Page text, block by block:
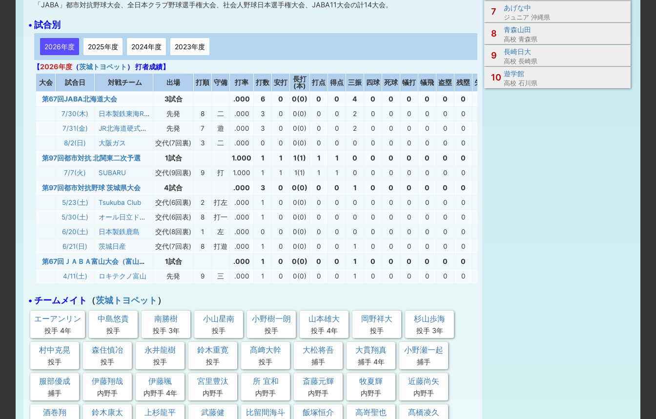
「JABA」都市対抗野球大会、全日本クラブ野球選手権大会、社会人野球日本選手権大会、JABA11大会の計14大会。
• 試合別
2026年度 2025年度 2024年度 2023年度
【2026年度 （茨城トヨペット ） 打者成績】
大会 試合日 対戦チーム 出場 打順 守備 打率 打数 安打
長打
(本)
打点 得点 三振 四球 死球 犠打 犠飛 盗塁 残塁 失策 打撃結果
第67回JABA北海道大会 3試合 .000 6 0 0(0) 0 0 4 0 0 0 0 0 0
7/30(木) 日本製鉄東海REX 先発 8 二 .000 3 0 0(0) 0 0 2 0 0 0 0 0 0
7/31(金)
JR北海道硬式野球クラブ 先発 7 遊 .000 3 0 0(0) 0 0 2 0 0 0 0 0 0
8/2(日)
大阪ガス 交代(7回裏) 3 二 .000 0 0 0(0) 0 0 0 0 0 0 0 0 0
第97回都市対抗 北関東二次予選 1試合 1.000 1 1 1(1) 1 1 0 0 0 0 0 0 0
7/7(火) SUBARU 交代(9回裏) 9 打 1.000 1 1 1(1) 1 1 0 0 0 0 0 0 0
第97回都市対抗野球 茨城県大会 4試合 .000 3 0 0(0) 0 0 1 0 0 0 0 0 0
5/23(土) Tsukuba Club 交代(6回裏) 2 打左 .000 1 0 0(0) 0 0 0 0 0 0 0 0 0
5/30(土)
オール日立ドリームズ 交代(6回表) 8 打一 .000 1 0 0(0) 0 0 0 0 0 0 0 0 0
6/20(土)
日本製鉄鹿島 交代(8回裏) 1 左 .000 0 0 0(0) 0 0 0 0 0 0 0 0 0
6/21(日)
茨城日産 交代(7回表) 8 打遊 .000 1 0 0(0) 0 0 1 0 0 0 0 0 0
第67回ＪＡＢＡ富山大会（富山市長旗争奪） 1試合 .000 1 0 0(0) 0 0 1 0 0 0 0 0 0
4/11(土) ロキテクノ富山 先発 9 三 .000 1 0 0(0) 0 0 1 0 0 0 0 0 0
• チームメイト （茨城トヨペット ）
エーアンリン
投手 4年
中島悠貴
投手
南勝樹
投手 3年
小山星南
投手
小野樹一朗
投手
山本雄大
投手 4年
岡野祥大
投手
杉山歩海
投手 3年
村中克晃
投手
森住慎冶
投手
永井龍樹
投手
鈴木重寛
投手
髙﨑大幹
投手
大松将吾
捕手
大貫翔真
捕手 4年
小野瀬一起
捕手
服部優成
捕手
伊藤翔哉
内野手
伊藤颯
内野手 4年
宮里豊汰
内野手
所 宜和
内野手
斎藤元輝
内野手
牧夏輝
内野手
近藤尚矢
内野手
酒巻翔 鈴木康太 上杉龍平 武藤健 比留間海斗 飯塚恒介 高嵜聖也 髙橋凌久
7 あげな中
ジュニア 沖縄県
8 青森山田
高校 青森県
9 長崎日大
高校 長崎県
10 遊学館
高校 石川県